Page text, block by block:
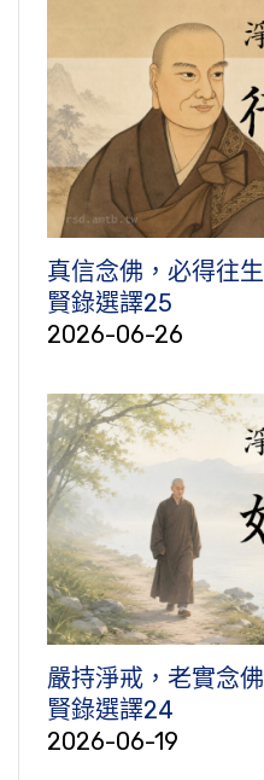
真信念佛，必得往
賢錄選譯25
2026-06-26
嚴持淨戒，老實念
賢錄選譯24
2026-06-19